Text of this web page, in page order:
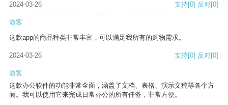
2024-03-26
支持[0] 反对[0]
游客
这款app的商品种类非常丰富，可以满足我所有的购物需求。
2024-03-26 支持[0] 反对[0]
游客
这款办公软件的功能非常全面，涵盖了文档、表格、演示文稿等各个方
面。我可以使用它来完成日常办公的所有任务，非常方便。